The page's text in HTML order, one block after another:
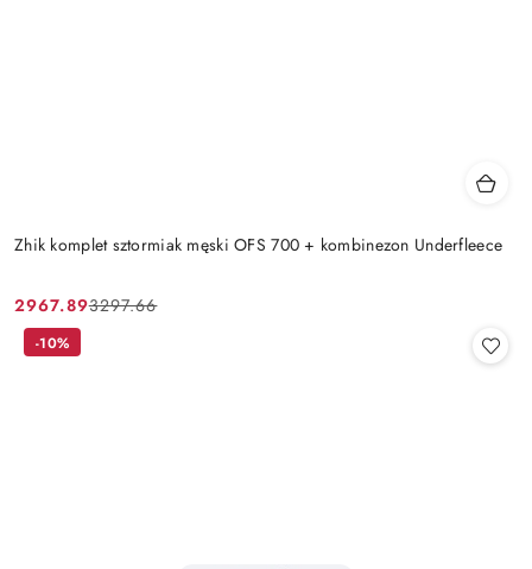
Zhik komplet sztormiak męski OFS 700 + kombinezon Underfleece
Cena
promocyjna:
2967.89
Cena
przed
3297.66
-10%